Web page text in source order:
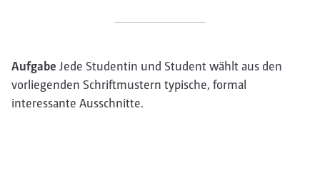
Aufgabe Jede Studentin und Student wählt aus den
vorliegenden Schriftmustern typische, formal
interessante Ausschnitte.